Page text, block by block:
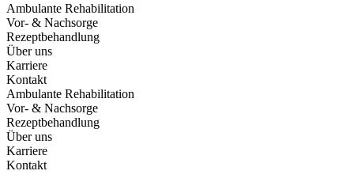
Ambulante Rehabilitation
Vor- & Nachsorge
Rezeptbehandlung
Über uns
Karriere
Kontakt
Ambulante Rehabilitation
Vor- & Nachsorge
Rezeptbehandlung
Über uns
Karriere
Kontakt